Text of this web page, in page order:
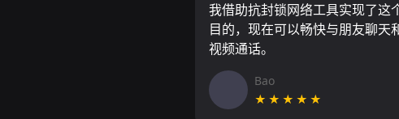
我借助抗封锁网络工具实现了这
目的，现在可以畅快与朋友聊天
视频通话。
Bao
★★★★★